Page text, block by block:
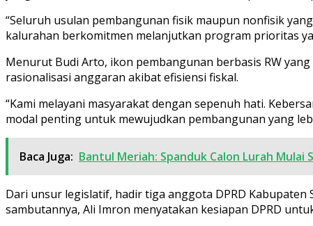
“Seluruh usulan pembangunan fisik maupun nonfisik
kalurahan berkomitmen melanjutkan program prioritas
Menurut Budi Arto, ikon pembangunan berbasis RW
rasionalisasi anggaran akibat efisiensi fiskal.
“Kami melayani masyarakat dengan sepenuh hati.
modal penting untuk mewujudkan pembangunan yang
Baca Juga: Bantul Meriah: Spanduk Calon Lurah Mulai
Dari unsur legislatif, hadir tiga anggota DPRD Kabupaten
sambutannya, Ali Imron menyatakan kesiapan DPRD